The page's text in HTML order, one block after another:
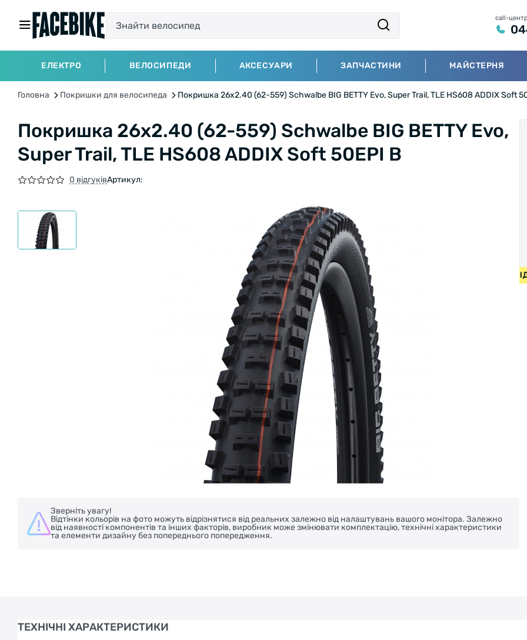
call-
ЕЛЕКТРО ВЕЛОСИПЕДИ АКСЕСУАРИ ЗАПЧАСТИНИ МАЙСТЕРНЯ
Головна Покришки для велосипеда Покришка 26x2.40 (62-559) Schwalbe BIG BETTY Evo, Super Trail, TLE HS608 ADDIX Soft
Покришка 26x2.40 (62-559) Schwalbe BIG BETTY Evo,
Super Trail, TLE HS608 ADDIX Soft 50EPI B
0 відгуківАртикул:
Зверніть увагу!
Відтінки кольорів на фото можуть відрізнятися від реальних залежно від налаштувань вашого монітора. Залежно
від наявності компонентів та інших факторів, виробник може змінювати комплектацію, технічні характеристики
та елементи дизайну без попереднього попередження.
БЕЗКОШТОВНА ДОСТАВКА НА ВЕЛОСИПЕДИ ВІД 2000 ГРН • БЕЗКОШТОВНА ДОСТАВКА НА
ТЕХНІЧНІ ХАРАКТЕРИСТИКИ